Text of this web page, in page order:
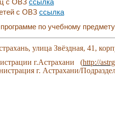
с ОВЗссылка
по учебному
улица Звёздная, 41,
г.Астрахани (http://
г. Астрахани/